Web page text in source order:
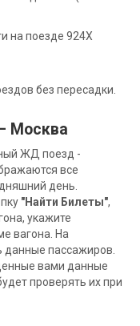
на поезде 924Х
без пересадки.
Москва
ЖД поезд -
все
день.
"Найти Билеты",
укажите
вагона. На
пассажиров.
вами данные
проверять их при